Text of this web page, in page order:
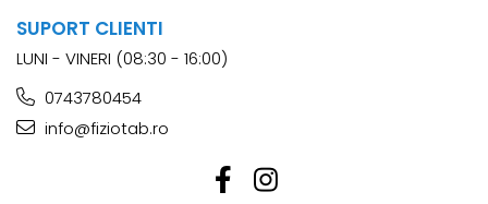
SUPORT CLIENTI
LUNI - VINERI (08:30 - 16:00)
0743780454
info@fiziotab.ro